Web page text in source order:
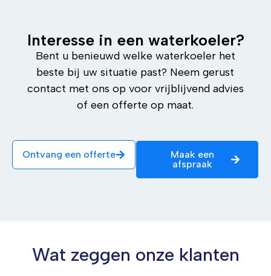
Interesse in een waterkoeler?
Bent u benieuwd welke waterkoeler het
beste bij uw situatie past? Neem gerust
contact met ons op voor vrijblijvend advies
of een offerte op maat.
Ontvang een offerte
Maak een
afspraak
Wat zeggen onze klanten